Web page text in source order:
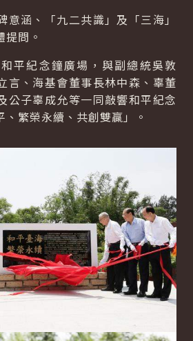
意涵、「九二共識」及「三海」
問。
平紀念鐘廣場，與副總統吳敦
言、海基會董事長林中森、辜董
公子辜成允等一同敲響和平紀念
繁榮永續、共創雙贏」。